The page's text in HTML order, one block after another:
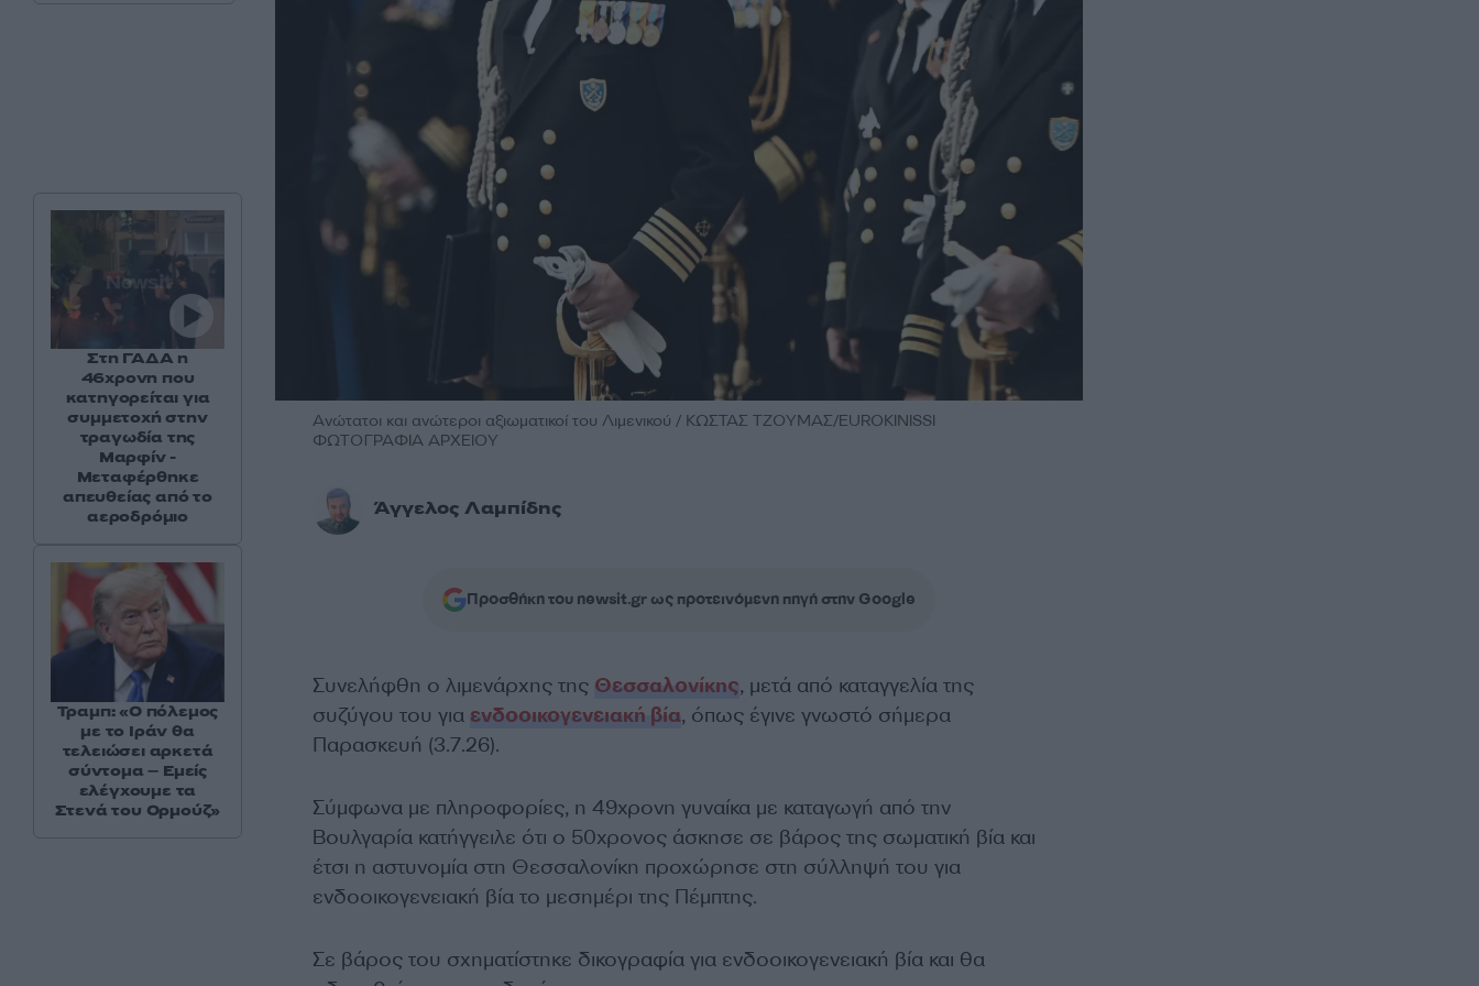
Ανώτατοι και ανώτεροι αξιωματικοί του Λιμενικού / ΚΩΣΤΑΣ ΤΖΟΥΜΑΣ/EUROKINISSI
ΦΩΤΟΓΡΑΦΙΑ ΑΡΧΕΙΟΥ
Άγγελος Λαμπίδης
Προσθήκη του newsit.gr ως προτεινόμενη πηγή στην Google
Συνελήφθη ο λιμενάρχης της Θεσσαλονίκης, μετά από καταγγελία της
συζύγου του για ενδοοικογενειακή βία, όπως έγινε γνωστό σήμερα
Παρασκευή (3.7.26).
Σύμφωνα με πληροφορίες, η 49χρονη γυναίκα με καταγωγή από την
Βουλγαρία κατήγγειλε ότι ο 50χρονος άσκησε σε βάρος της σωματική βία και
έτσι η αστυνομία στη Θεσσαλονίκη προχώρησε στη σύλληψή του για
ενδοοικογενειακή βία το μεσημέρι της Πέμπτης.
Σε βάρος του σχηματίστηκε δικογραφία για ενδοοικογενειακή βία και θα
Στη ΓΑΔΑ η
46χρονη που
κατηγορείται για
συμμετοχή στην
τραγωδία της
Μαρφίν -
Μεταφέρθηκε
απευθείας από το
αεροδρόμιο
Τραμπ: «Ο πόλεμος
με το Ιράν θα
τελειώσει αρκετά
σύντομα – Εμείς
ελέγχουμε τα
Στενά του Ορμούζ»